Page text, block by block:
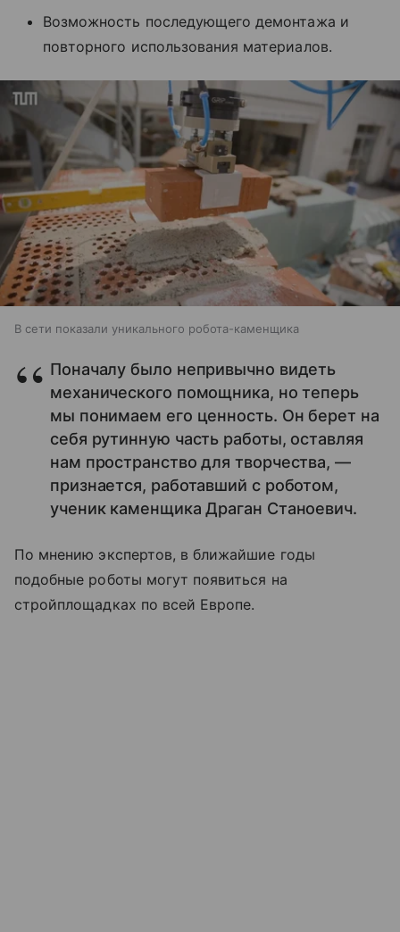
Возможность последующего демонтажа и
повторного использования материалов.
В сети показали уникального робота-каменщика
Поначалу было непривычно видеть
механического помощника, но теперь
мы понимаем его ценность. Он берет на
себя рутинную часть работы, оставляя
нам пространство для творчества, —
признается, работавший с роботом,
ученик каменщика Драган Станоевич.
По мнению экспертов, в ближайшие годы
подобные роботы могут появиться на
стройплощадках по всей Европе.